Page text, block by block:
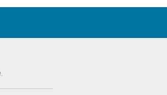
.